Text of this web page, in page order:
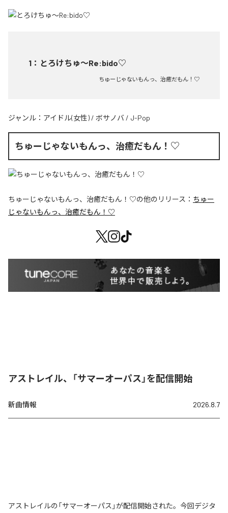
1 ： とろけちゅ〜Re:bido♡
ちゅーじゃないもんっ、治癒だもん！♡
ジャンル： アイドル(女性) / ボサノバ / J-Pop
ちゅーじゃないもんっ、治癒だもん！♡
ちゅーじゃないもんっ、治癒だもん！♡の他のリリース： ちゅー
じゃないもんっ、治癒だもん！♡
アストレイル、「サマーオーパス」を配信開始
新曲情報 2026.8.7
アストレイルの「サマーオーパス」が配信開始された。今回デジタ